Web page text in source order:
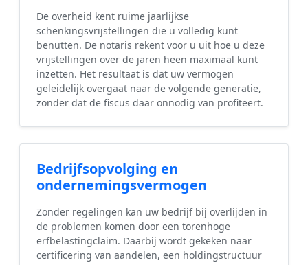
De overheid kent ruime jaarlijkse
schenkingsvrijstellingen die u volledig kunt
benutten. De notaris rekent voor u uit hoe u deze
vrijstellingen over de jaren heen maximaal kunt
inzetten. Het resultaat is dat uw vermogen
geleidelijk overgaat naar de volgende generatie,
zonder dat de fiscus daar onnodig van profiteert.
Bedrijfsopvolging en
ondernemingsvermogen
Zonder regelingen kan uw bedrijf bij overlijden in
de problemen komen door een torenhoge
erfbelastingclaim. Daarbij wordt gekeken naar
certificering van aandelen, een holdingstructuur